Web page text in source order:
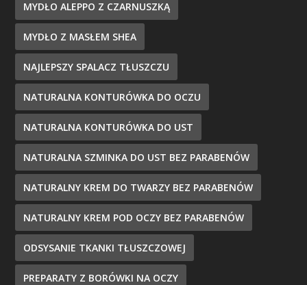
MYDŁO ALEPPO Z CZARNUSZKĄ
MYDŁO Z MASŁEM SHEA
NAJLEPSZY SPALACZ TŁUSZCZU
NATURALNA KONTURÓWKA DO OCZU
NATURALNA KONTURÓWKA DO UST
NATURALNA SZMINKA DO UST BEZ PARABENÓW
NATURALNY KREM DO TWARZY BEZ PARABENÓW
NATURALNY KREM POD OCZY BEZ PARABENÓW
ODSYSANIE TKANKI TŁUSZCZOWEJ
PREPARATY Z BORÓWKI NA OCZY